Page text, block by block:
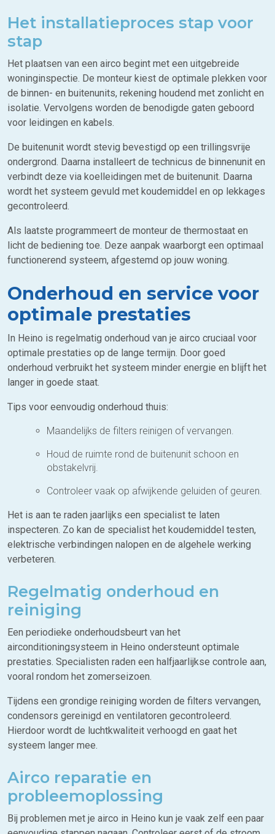
Het installatieproces stap voor
stap
Het plaatsen van een airco begint met een uitgebreide
woninginspectie. De monteur kiest de optimale plekken voor
de binnen- en buitenunits, rekening houdend met zonlicht en
isolatie. Vervolgens worden de benodigde gaten geboord
voor leidingen en kabels.
De buitenunit wordt stevig bevestigd op een trillingsvrije
ondergrond. Daarna installeert de technicus de binnenunit en
verbindt deze via koelleidingen met de buitenunit. Daarna
wordt het systeem gevuld met koudemiddel en op lekkages
gecontroleerd.
Als laatste programmeert de monteur de thermostaat en
licht de bediening toe. Deze aanpak waarborgt een optimaal
functionerend systeem, afgestemd op jouw woning.
Onderhoud en service voor
optimale prestaties
In Heino is regelmatig onderhoud van je airco cruciaal voor
optimale prestaties op de lange termijn. Door goed
onderhoud verbruikt het systeem minder energie en blijft het
langer in goede staat.
Tips voor eenvoudig onderhoud thuis:
Maandelijks de filters reinigen of vervangen.
Houd de ruimte rond de buitenunit schoon en
obstakelvrij.
Controleer vaak op afwijkende geluiden of geuren.
Het is aan te raden jaarlijks een specialist te laten
inspecteren. Zo kan de specialist het koudemiddel testen,
elektrische verbindingen nalopen en de algehele werking
verbeteren.
Regelmatig onderhoud en
reiniging
Een periodieke onderhoudsbeurt van het
airconditioningsysteem in Heino ondersteunt optimale
prestaties. Specialisten raden een halfjaarlijkse controle aan,
vooral rondom het zomerseizoen.
Tijdens een grondige reiniging worden de filters vervangen,
condensors gereinigd en ventilatoren gecontroleerd.
Hierdoor wordt de luchtkwaliteit verhoogd en gaat het
systeem langer mee.
Airco reparatie en
probleemoplossing
Bij problemen met je airco in Heino kun je vaak zelf een paar